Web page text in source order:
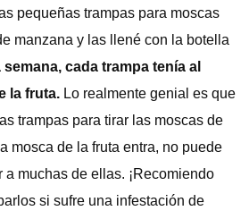
pequeñas trampas para moscas
manzana y las llené con la botella
semana, cada trampa tenía al
la fruta. Lo realmente genial es que
trampas para tirar las moscas de
mosca de la fruta entra, no puede
a muchas de ellas. ¡Recomiendo
si sufre una infestación de